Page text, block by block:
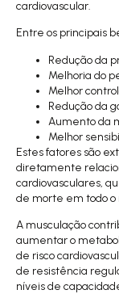
cardiovascular.
Entre os principais
Redução da
Melhoria do
Melhor
Redução da
Aumento da
Melhor
Estes fatores são
diretamente
cardiovasculares,
de morte em todo o
A musculação
aumentar o
de risco
de resistência
níveis de